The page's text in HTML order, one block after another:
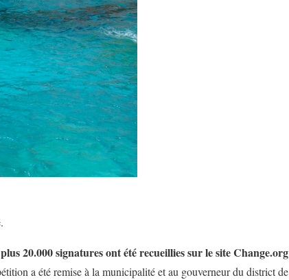
20.000 signatures ont été recueillies sur le site Change.org
a été remise à la municipalité et au gouverneur du district de